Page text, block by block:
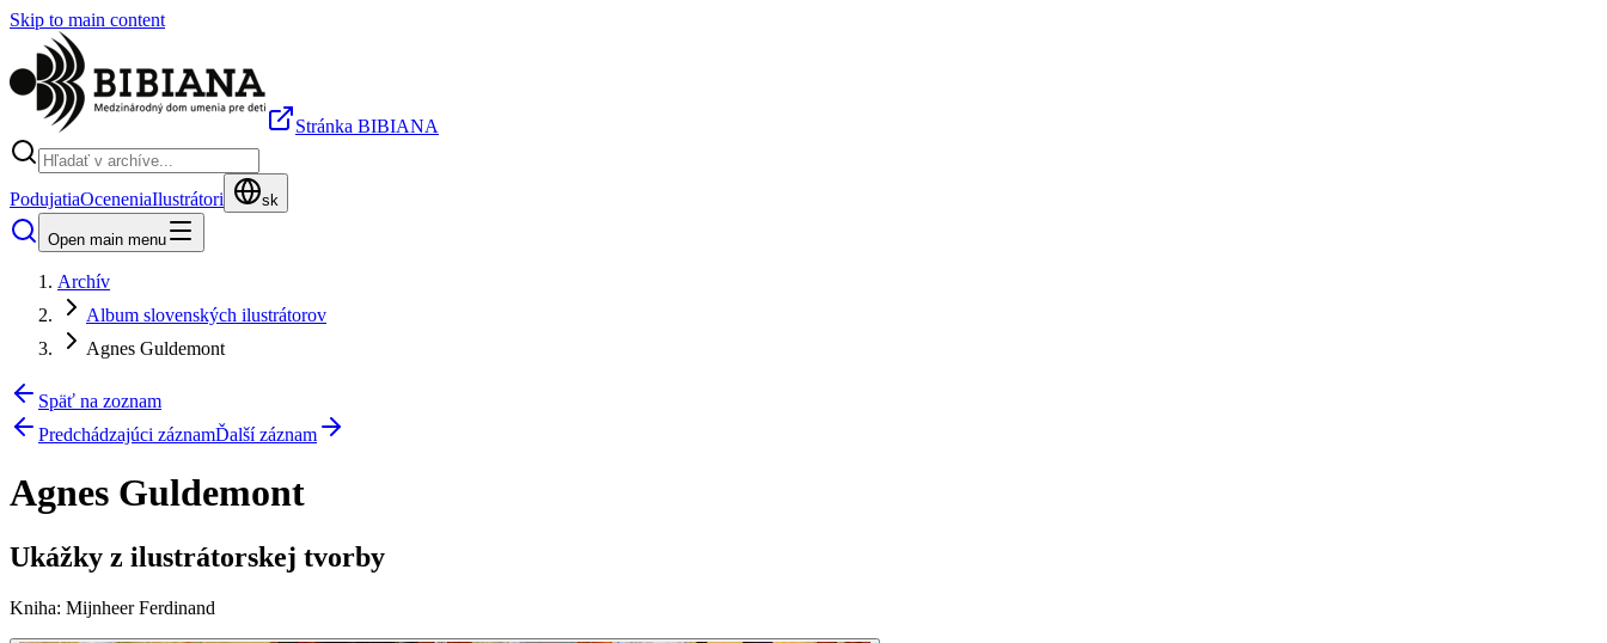
Skip to main content
Stránka BIBIANA
PodujatiaOceneniaIlustrátori sk
Open main menu
Archív
Album slovenských ilustrátorov
Agnes Guldemont
Späť na zoznam
Predchádzajúci záznamĎalší záznam
Agnes Guldemont
Ukážky z ilustrátorskej tvorby
Kniha: Mijnheer Ferdinand